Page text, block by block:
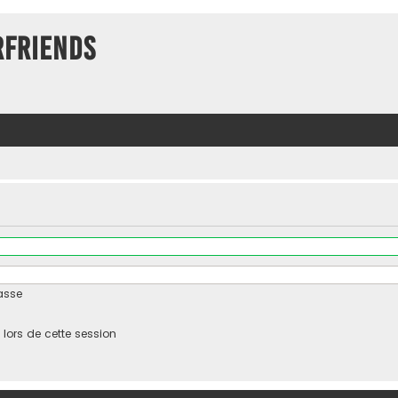
de cette session